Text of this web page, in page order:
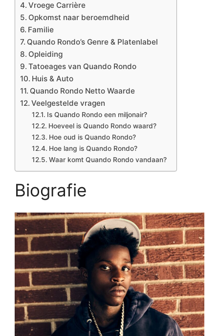
Vroege Carrière
Opkomst naar beroemdheid
Familie
Quando Rondo’s Genre & Platenlabel
Opleiding
Tatoeages van Quando Rondo
Huis & Auto
Quando Rondo Netto Waarde
Veelgestelde vragen
Is Quando Rondo een miljonair?
Hoeveel is Quando Rondo waard?
Hoe oud is Quando Rondo?
Hoe lang is Quando Rondo?
Waar komt Quando Rondo vandaan?
Biografie